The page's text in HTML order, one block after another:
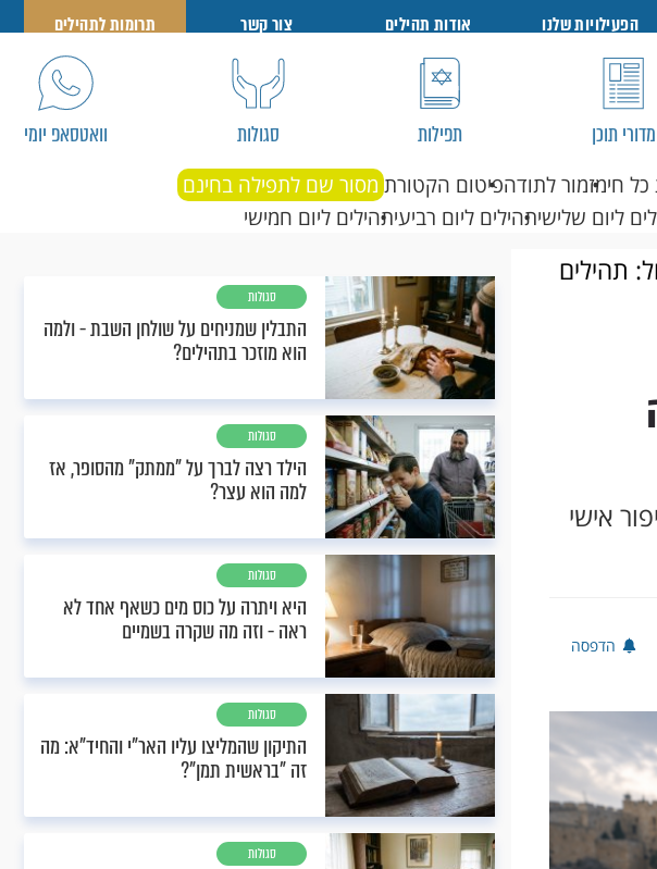
הפעילויות שלנו אודות תהילים צור קשר תרומות לתהילים
מדורי תוכן תפילות סגולות וואטסאפ יומי
חימזמור לתודהפיטום הקטורת מסור שם לתפילה בחינם
ליום שלישיתהילים ליום רביעיתהילים ליום חמישי
תהילים
אישי
הדפסה
סגולות
התבלין שמניחים על שולחן השבת - ולמה
הוא מוזכר בתהילים?
סגולות
הילד רצה לברך על "ממתק" מהסופר, אז
למה הוא עצר?
סגולות
היא ויתרה על כוס מים כשאף אחד לא
ראה - וזה מה שקרה בשמיים
סגולות
התיקון שהמליצו עליו האר"י והחיד"א: מה
זה "בראשית תמן"?
סגולות